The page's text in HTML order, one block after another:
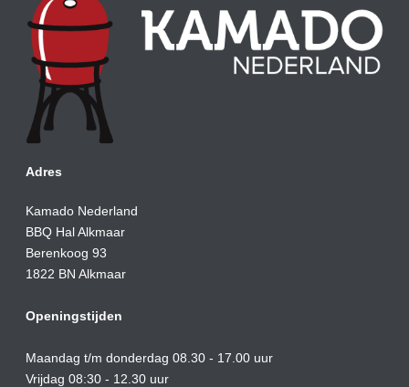
Adres
Kamado Nederland
BBQ Hal Alkmaar
Berenkoog 93
1822 BN Alkmaar
Openingstijden
Maandag t/m donderdag 08.30 - 17.00 uur
Vrijdag 08:30 - 12.30 uur